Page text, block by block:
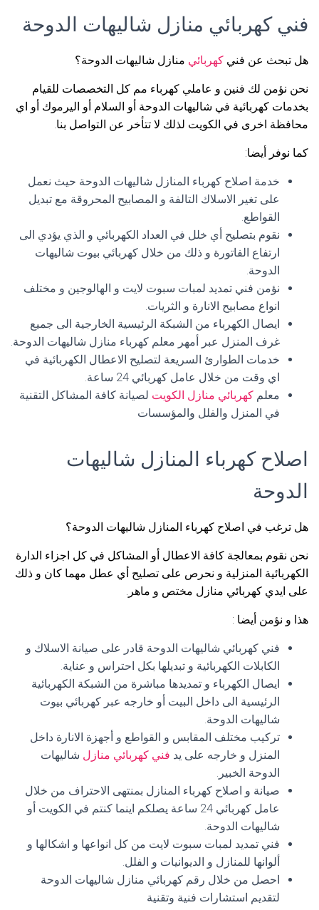
فني كهربائي منازل شاليهات الدوحة
هل تبحث عن فني كهربائي منازل شاليهات الدوحة؟
نحن نؤمن لك فنين و عاملي كهرباء مم كل التخصصات للقيام
بخدمات كهربائية في شاليهات الدوحة أو السلام أو اليرموك أو اي
محافظة اخرى في الكويت لذلك لا تتأخر عن التواصل بنا.
كما نوفر أيضا:
خدمة اصلاح كهرباء المنازل شاليهات الدوحة حيث نعمل
على تغير الاسلاك التالفة و المصابيح المحروقة مع تبديل
القواطع.
نقوم بتصليح أي خلل في العداد الكهربائي و الذي يؤدي الى
ارتفاع الفاتورة و ذلك من خلال كهربائي بيوت شاليهات
الدوحة.
نؤمن فني تمديد لمبات سبوت لايت و الهالوجين و مختلف
انواع مصابيح الانارة و الثريات.
ايصال الكهرباء من الشبكة الرئيسية الخارجية الى جميع
غرف المنزل عبر أمهر معلم كهرباء منازل شاليهات الدوحة.
خدمات الطوارئ السريعة لتصليح الاعطال الكهربائية في
اي وقت من خلال عامل كهربائي 24 ساعة.
معلم كهربائي منازل الكويت لصيانة كافة المشاكل التقنية
في المنزل والفلل والمؤسسات
اصلاح كهرباء المنازل شاليهات
الدوحة
هل ترغب في اصلاح كهرباء المنازل شاليهات الدوحة؟
نحن نقوم بمعالجة كافة الاعطال أو المشاكل في كل اجزاء الدارة
الكهربائية المنزلية و نحرص على تصليح أي عطل مهما كان و ذلك
على ايدي كهربائي منازل مختص و ماهر.
هذا و نؤمن أيضا :
فني كهربائي شاليهات الدوحة قادر على صيانة الاسلاك و
الكابلات الكهربائية و تبديلها بكل احتراس و عناية.
ايصال الكهرباء و تمديدها مباشرة من الشبكة الكهربائية
الرئيسية الى داخل البيت أو خارجه عبر كهربائي بيوت
شاليهات الدوحة.
تركيب مختلف المقابس و القواطع و أجهزة الانارة داخل
المنزل و خارجه على يد فني كهربائي منازل شاليهات
الدوحة الخبير.
صيانة و اصلاح كهرباء المنازل بمنتهى الاحتراف من خلال
عامل كهربائي 24 ساعة يصلكم اينما كنتم في الكويت أو
شاليهات الدوحة.
فني تمديد لمبات سبوت لايت من كل انواعها و اشكالها و
ألوانها للمنازل و الديوانيات و الفلل.
احصل من خلال رقم كهربائي منازل شاليهات الدوحة
لتقديم استشارات فنية وتقنية